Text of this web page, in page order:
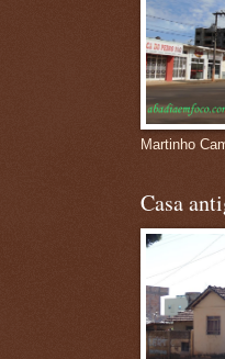
Martinho
Casa